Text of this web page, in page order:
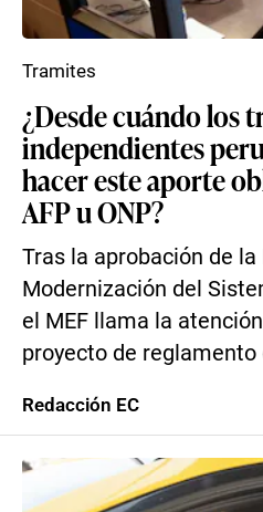
¿Desde cuándo los
independientes
hacer este aporte
AFP u ONP?
Tras la aprobación de la
Modernización del
el MEF llama la
proyecto de reglamento
Tramites
Redacción EC